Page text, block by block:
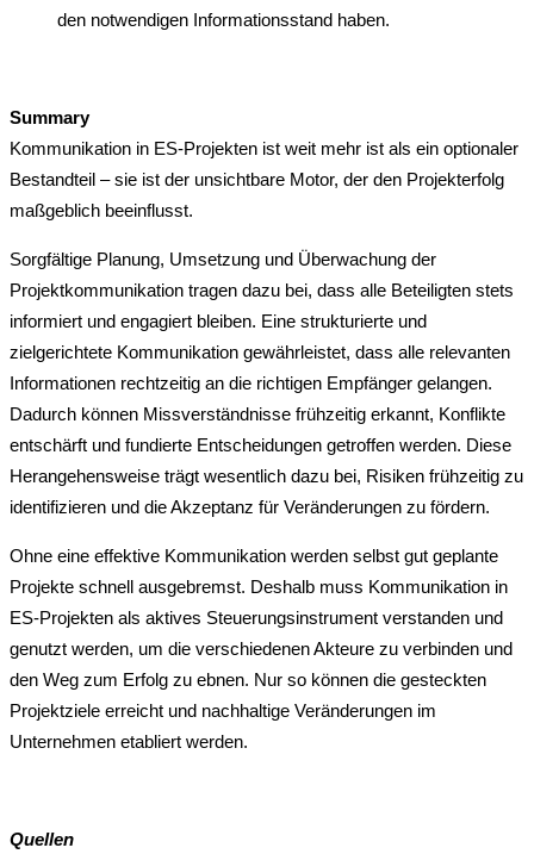
den notwendigen Informationsstand haben.
Summary
Kommunikation in ES-Projekten ist weit mehr ist als ein optionaler
Bestandteil – sie ist der unsichtbare Motor, der den Projekterfolg
maßgeblich beeinflusst.
Sorgfältige Planung, Umsetzung und Überwachung der
Projektkommunikation tragen dazu bei, dass alle Beteiligten stets
informiert und engagiert bleiben. Eine strukturierte und
zielgerichtete Kommunikation gewährleistet, dass alle relevanten
Informationen rechtzeitig an die richtigen Empfänger gelangen.
Dadurch können Missverständnisse frühzeitig erkannt, Konflikte
entschärft und fundierte Entscheidungen getroffen werden. Diese
Herangehensweise trägt wesentlich dazu bei, Risiken frühzeitig zu
identifizieren und die Akzeptanz für Veränderungen zu fördern.
Ohne eine effektive Kommunikation werden selbst gut geplante
Projekte schnell ausgebremst. Deshalb muss Kommunikation in
ES-Projekten als aktives Steuerungsinstrument verstanden und
genutzt werden, um die verschiedenen Akteure zu verbinden und
den Weg zum Erfolg zu ebnen. Nur so können die gesteckten
Projektziele erreicht und nachhaltige Veränderungen im
Unternehmen etabliert werden.
Quellen